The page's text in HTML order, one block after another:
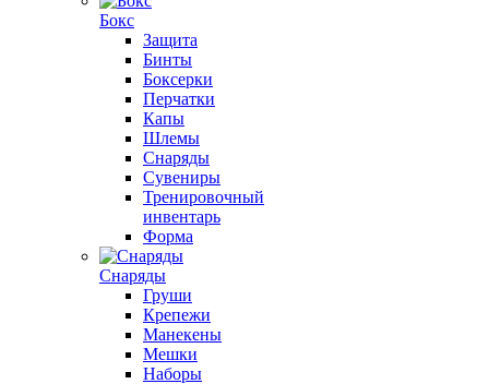
Бокс
Защита
Бинты
Боксерки
Перчатки
Капы
Шлемы
Снаряды
Сувениры
Тренировочный
инвентарь
Форма
Снаряды
Груши
Крепежи
Манекены
Мешки
Наборы